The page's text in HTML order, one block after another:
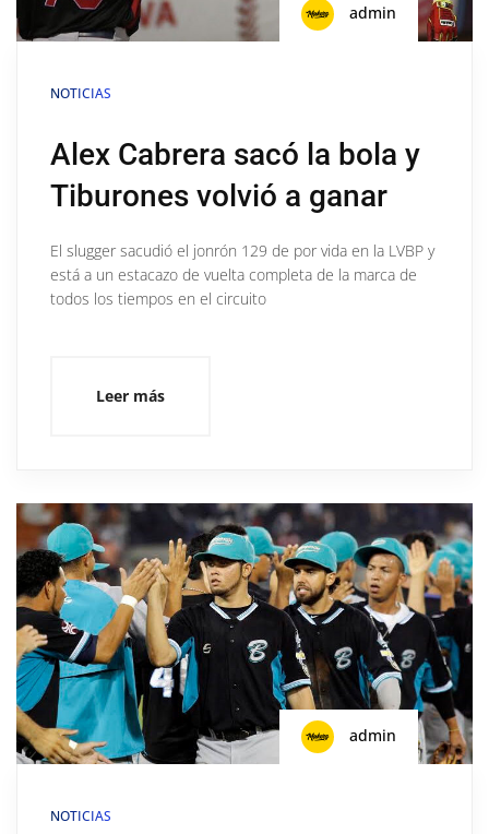
admin
NOTICIAS
Alex Cabrera sacó la bola y
Tiburones volvió a ganar
El slugger sacudió el jonrón 129 de por vida en la LVBP y
está a un estacazo de vuelta completa de la marca de
todos los tiempos en el circuito
Leer más
admin
NOTICIAS